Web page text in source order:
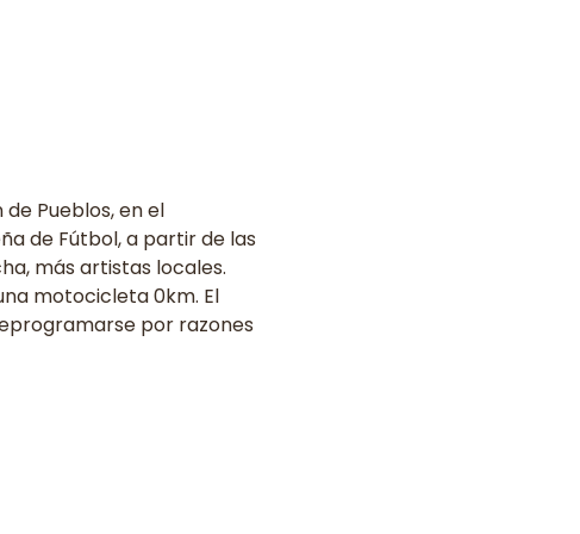
Pueblos, en el
de Fútbol, a partir de las
más artistas locales.
motocicleta 0km. El
por razones